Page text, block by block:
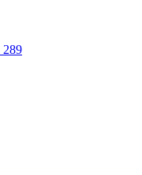
289